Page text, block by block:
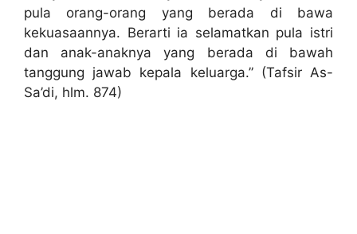
pula orang-orang yang berada di bawa
kekuasaannya. Berarti ia selamatkan pula istri
dan anak-anaknya yang berada di bawah
tanggung jawab kepala keluarga.” (Tafsir As-
Sa’di, hlm. 874)